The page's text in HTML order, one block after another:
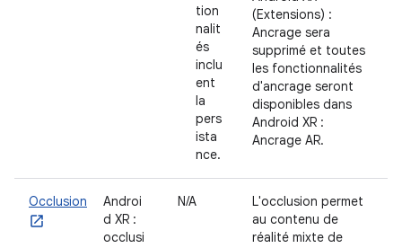
tion
nalit
és
inclu
ent
la
pers
ista
nce.
(Extensions) :
Ancrage sera
supprimé et toutes
les fonctionnalités
d'ancrage seront
disponibles dans
Android XR :
Ancrage AR.
Occlusion
Androi
d XR :
occlusi
N/A
L'occlusion permet
au contenu de
réalité mixte de